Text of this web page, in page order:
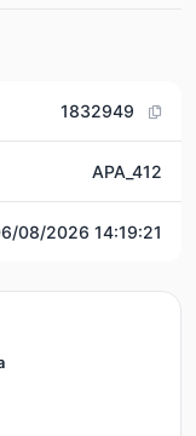
1832949
APA_412
08/2026 14:19:21